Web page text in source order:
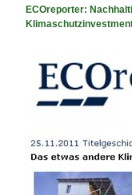
ECOreporter: